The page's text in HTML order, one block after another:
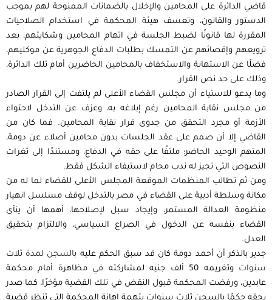
قاضي الدائرة على المحامين والإخلال بالضمانات الممنوحة لهم بموجب
الدستور والقانون، وتعسف هيئة المحكمة في استخدام الصلاحيات
المقررة لها قانونًا لضبط الجلسة في اتهام المحامين وشكايتهم، بعد
ترويعهم وإقصائهم عن التمسك بطلبات الدفاع الجوهرية عن موكليهم،
فضلًا عن الاستهانة والاستخفاف بالمحامين الحاضرين أمام تلك الدائرة،
وذلك على حد نص القرار.
وما يدعو للاستياء أن مجلس القضاء الأعلى لم يلتفت إلى القرار الصادر
من مجلس نقابة المحامين رغم إبلاغه به، وعزف عن التدخل لاحتواء
الأزمة أو مجرد التحقق من جدوى قرار نقابة المحامين. فما كان من
القاضي إلا أن صمم على عقد الجلسات بدون محامين أصلاء عن دومة،
المتهم الوحيد الحاضر؛ ملتفًا على حقه في الدفاع، ومستندًا إلى ثغرات
النصوص التي تجيز له ندب محام لاستيفاء الشكل فقط.
ومن ثم تطالب المنظمات الموقعة المجلس الأعلى للقضاء لما له من
مكانة وسلطة أدبية على القضاء في مصر بالتدخل لوقف مسلسل انهيار
منظومة العدالة المستمر، وإيجاد سبل لإصلاحها، أهمها أن ينأى
القضاء بنفسه عن الدخول في الصراع السياسي، والالتزام بتحقيق
العدل.
جدير بالذكر أن أحمد دومة كان قد سبق الحكم عليه بالسجن لمدة ثلاث
سنوات
وتغريمه 50 ألف جنيه لمشاركته في مظاهرة أمام محكمة
عابدين، ورفضت المحكمة قبول النقض في تلك القضية مؤخرًا، كما صدر
بحقه حكمًا بالسجن ثلاث سنوات بتهمة إهانة المحكمة التي تنظر قضية